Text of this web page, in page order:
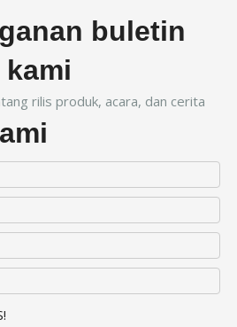
buletin
kami
rilis produk, acara, dan cerita